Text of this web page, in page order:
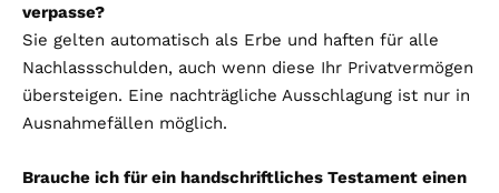
verpasse?
Sie gelten automatisch als Erbe und haften für alle
Nachlassschulden, auch wenn diese Ihr Privatvermögen
übersteigen. Eine nachträgliche Ausschlagung ist nur in
Ausnahmefällen möglich.
Brauche ich für ein handschriftliches Testament einen